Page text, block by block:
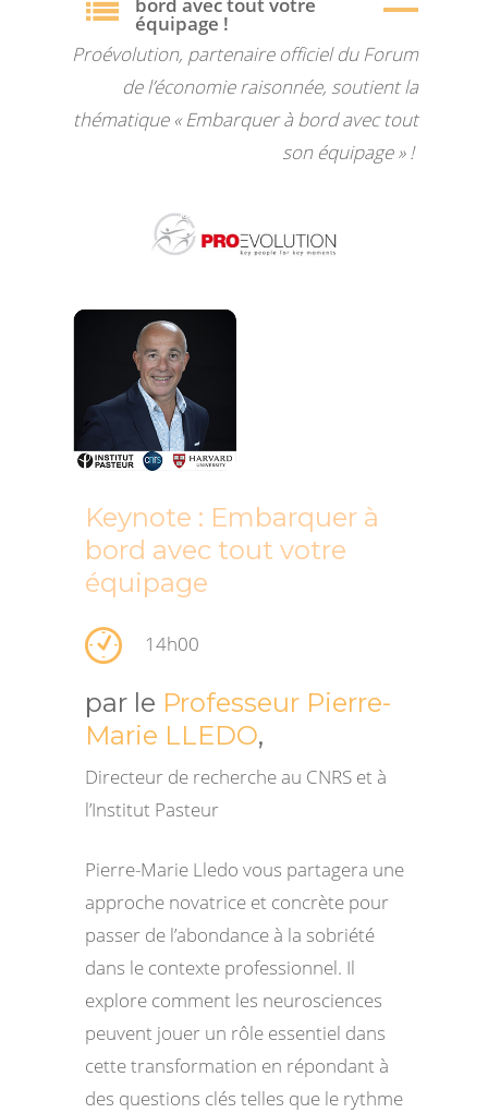
équipage !
Proévolution, partenaire officiel du Forum
de l’économie raisonnée, soutient la
thématique « Embarquer à bord avec tout
son équipage » !
Keynote : Embarquer à
bord avec tout votre
équipage
14h00
par le Professeur Pierre-
Marie LLEDO,
Directeur de recherche au CNRS et à
l’Institut Pasteur
Pierre-Marie Lledo vous partagera une
approche novatrice et concrète pour
passer de l’abondance à la sobriété
dans le contexte professionnel. Il
explore comment les neurosciences
peuvent jouer un rôle essentiel dans
cette transformation en répondant à
des questions clés telles que le rythme